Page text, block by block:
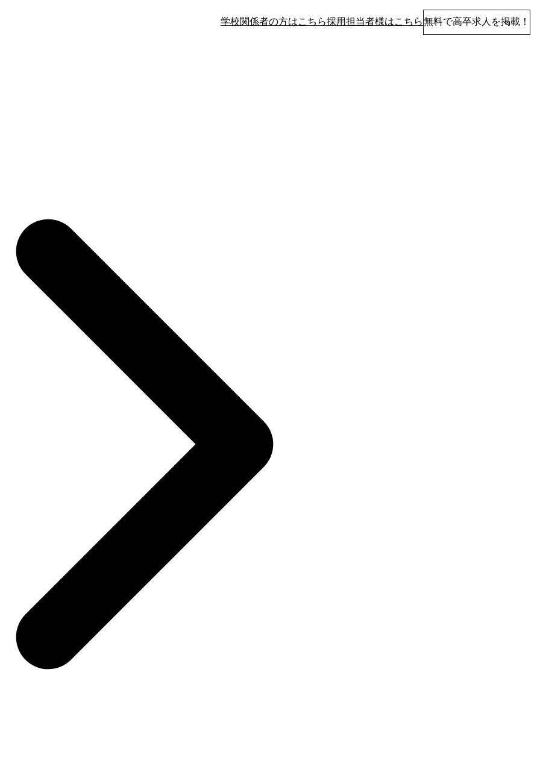
学校関係者の方はこちら採用担当者様はこちら無料で高卒求人を掲載！